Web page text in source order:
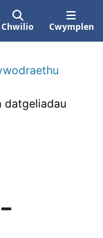
Chwilio Cwymplen
datgeliadau